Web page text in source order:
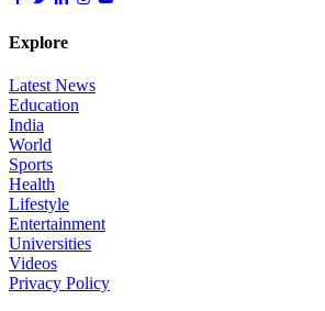
Explore
Latest News
Education
India
World
Sports
Health
Lifestyle
Entertainment
Universities
Videos
Privacy Policy